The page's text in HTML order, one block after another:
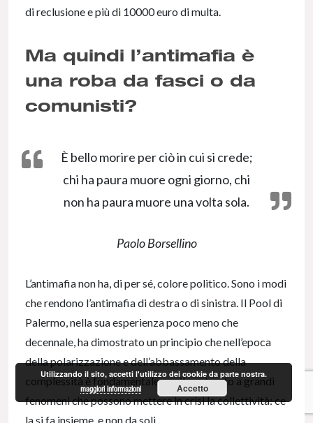
di reclusione e più di 10000 euro di multa.
Ma quindi l’antimafia è
una roba da fasci o da
comunisti?
È bello morire per ciò in cui si crede;
chi ha paura muore ogni giorno, chi
non ha paura muore una volta sola.
Paolo Borsellino
L’antimafia non ha, di per sé, colore politico. Sono i modi
che rendono l’antimafia di destra o di sinistra. Il Pool di
Palermo, nella sua esperienza poco meno che
decennale, ha dimostrato un principio che nell’epoca
della polarizzazione e dell’abbassamento della
complessità è fondamentale per il contrasto a grandi
fenomeni che possono mettere in crisi la collettività: ce
la si fa insieme, e non da soli.
Utilizzando il sito, accetti l'utilizzo dei cookie da parte nostra.
maggiori informazioni Accetto